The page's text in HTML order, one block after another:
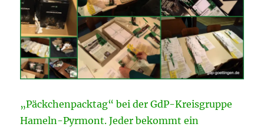
„Päckchenpacktag“ bei der GdP-Kreisgruppe
Hameln-Pyrmont. Jeder bekommt ein